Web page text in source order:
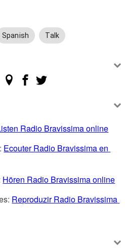
Spanish Talk
Radio Bravissima online
Ecouter Radio Bravissima en
Hören Radio Bravissima online
Reproduzir Radio Bravissima